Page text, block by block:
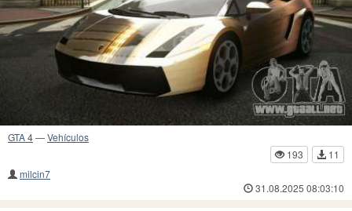
GTA 4—Vehículos
193
11
milcin7
31.08.2025 08:03:10